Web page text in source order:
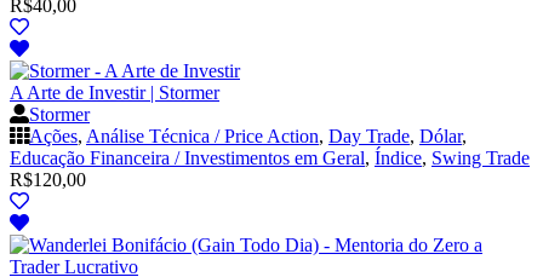
R$40,00
A Arte de Investir | Stormer
Stormer
Ações, Análise Técnica / Price Action, Day Trade, Dólar,
Educação Financeira / Investimentos em Geral, Índice, Swing Trade
R$120,00